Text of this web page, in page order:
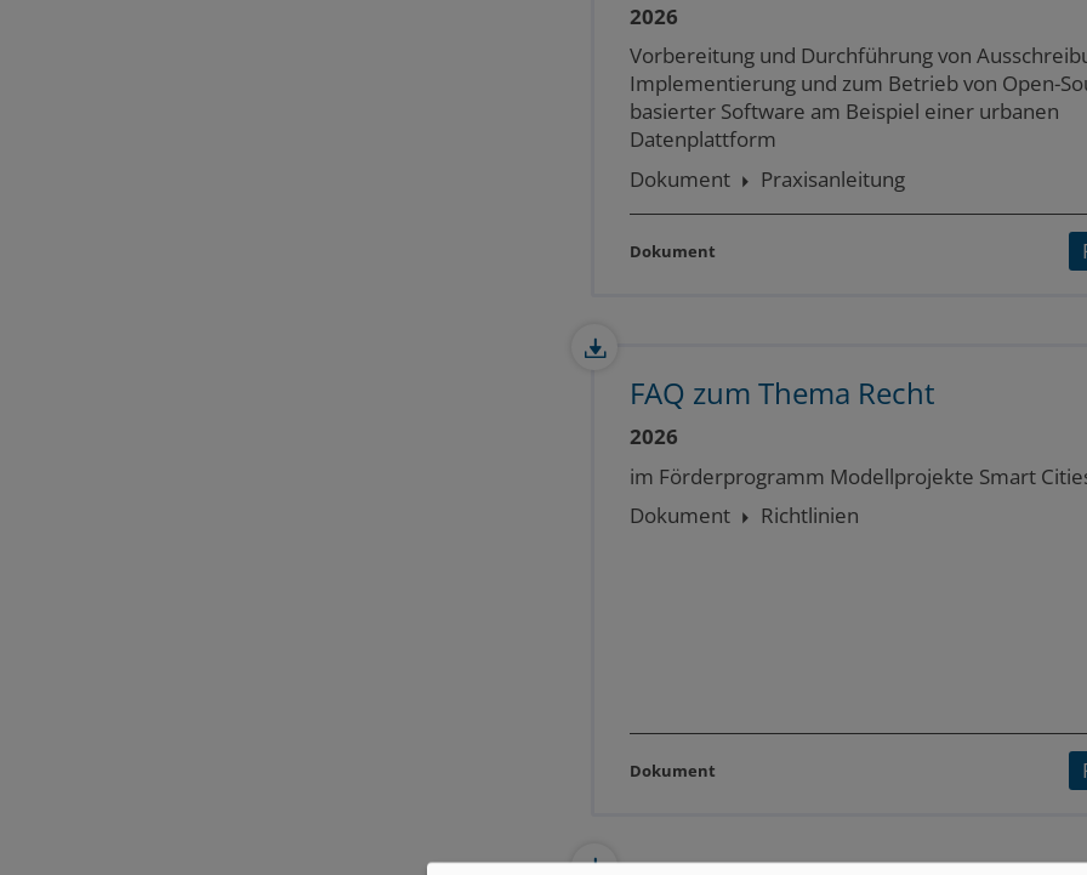
2026
Vorbereitung und Durchführung von
Implementierung und zum Betrieb von Open-
basierter Software am Beispiel einer urbanen
Datenplattform
Dokument
Praxisanleitung
Dokument
FAQ zum Thema Recht
2026
im Förderprogramm Modellprojekte Smart
Dokument
Richtlinien
Dokument